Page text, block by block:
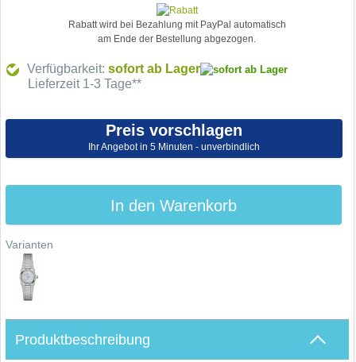
Rabatt wird bei Bezahlung mit PayPal automatisch
am Ende der Bestellung abgezogen.
Verfügbarkeit: sofort ab Lager
Lieferzeit 1-3 Tage**
Preis vorschlagen
Ihr Angebot in 5 Minuten - unverbindlich
In den Warenkorb
Varianten
Produktbeschreibung